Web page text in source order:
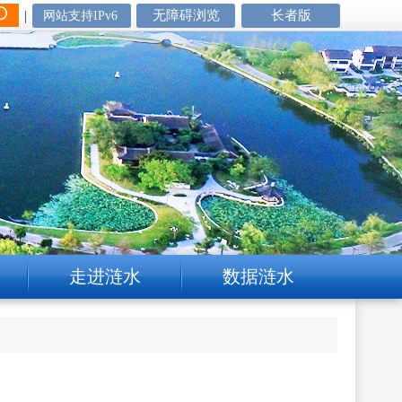
| 网站支持IPv6 无障碍浏览 长者版
走进涟水 数据涟水